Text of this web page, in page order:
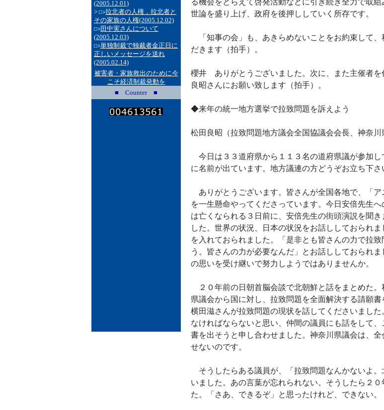
(2005.12.01)
>
拉北者の人権，拉北者と
その家族の人権(2005.12.02)
田中実さんについて
(2005.12.03)
単独制裁で独裁者金正日に
正しいメッセージを送れ
(2005.02.14)
被害者・家族救出のために今
こそ経済制裁発動を
■ Counter ■
る機会をとらえて啓発活動などに引き続き全力で取
世論を盛り上げ、政府を後押ししていく所存です。
「知事の会」も、あきらめないことをお約束して、
だきます（拍手）。
櫻井 ありがとうございました。次に、また主催者を
良昭さんにお願い致します（拍手）。
◆来年の統一地方選挙で拉致問題を訴えよう
松田良昭（拉致問題地方議会全国協議会会長、神奈川
今日は３３道府県から１１３名の道府県議が参加し
に名前が出ています。地方議連の方どうぞお立ち下さ
ありがとうございます。皆さんが全国各地で、「ア
を一生懸命やってくださっています。今日安倍先生
は亡くなられる３日前に、安倍先生の街頭演説を聞
した。世界の状況、日本の状況をお話ししておられ
を入れておられました。「是非とも皆さんの力で拉
う。皆さんの力が必要なんだ」とお話ししておられ
の思いを受け継いで努力しようではありませんか。
２０年前の日朝首脳会談で北朝鮮と話をまとめた。
県議会から国に対し、拉致問題を全面解決する請願書
横田滋さんが拉致問題の現状を話してくださいまし
なければならないと思い、仲間の議員にも話をして
書を出そうと申し合わせました。神奈川県議会は、
せないのです。
そうしたらある議員が、「拉致問題なんかないよ。
いました。あの言葉が忘れられない。そうしたら２
た。「さあ、できるぞ」と思ったけれど、できない。